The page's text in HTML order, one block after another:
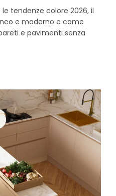
tendenze colore 2026, il
e moderno e come
e pavimenti senza